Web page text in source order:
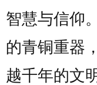
智慧与信仰
的青铜重器
越千年的文